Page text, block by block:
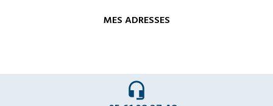
MES ADRESSES
headset_mic